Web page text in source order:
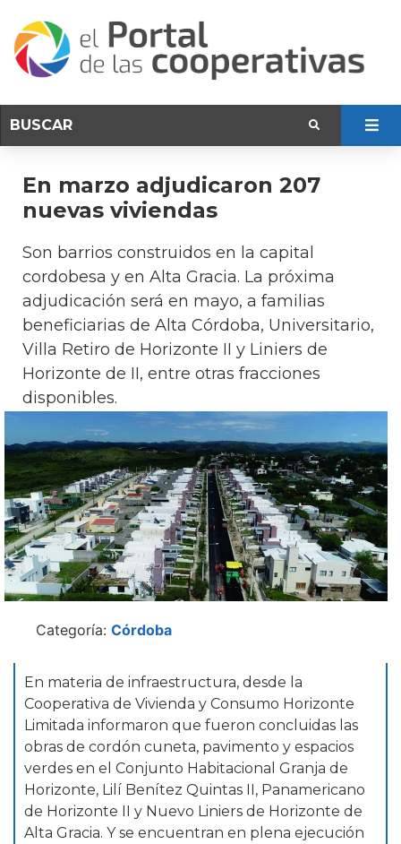
En marzo adjudicaron 207
nuevas viviendas
Son barrios construidos en la capital
cordobesa y en Alta Gracia. La próxima
adjudicación será en mayo, a familias
beneficiarias de Alta Córdoba, Universitario,
Villa Retiro de Horizonte II y Liniers de
Horizonte de II, entre otras fracciones
disponibles.
Categoría: Córdoba
En materia de infraestructura, desde la
Cooperativa de Vivienda y Consumo Horizonte
Limitada informaron que fueron concluidas las
obras de cordón cuneta, pavimento y espacios
verdes en el Conjunto Habitacional Granja de
Horizonte, Lilí Benítez Quintas II, Panamericano
de Horizonte II y Nuevo Liniers de Horizonte de
Alta Gracia. Y se encuentran en plena ejecución